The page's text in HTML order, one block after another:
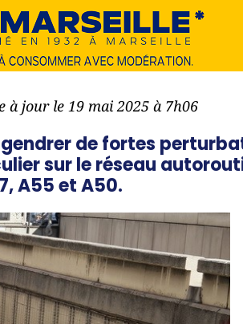
à jour le 19 mai 2025 à 7h06
de fortes
sur le réseau
A55 et A50.